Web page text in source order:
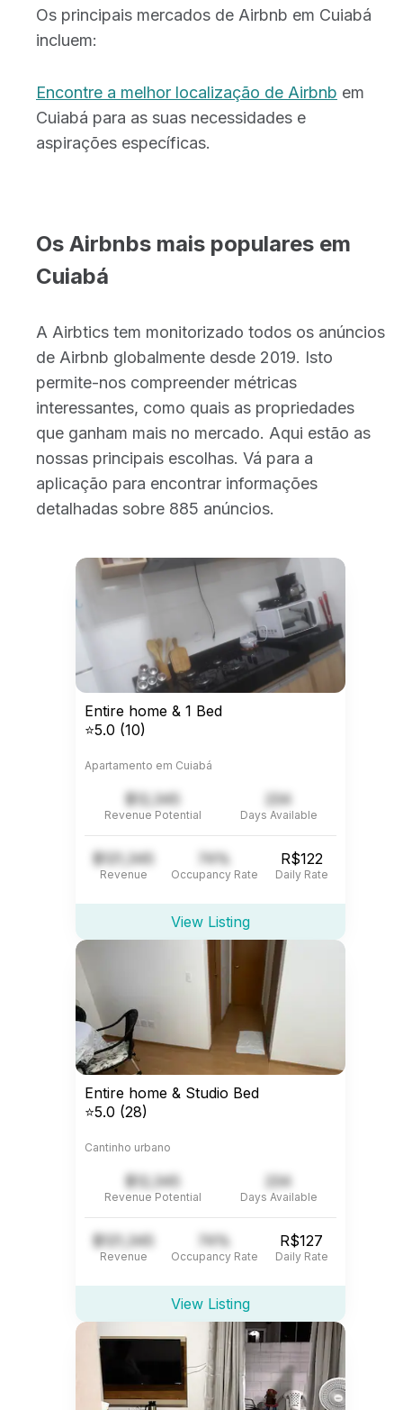
Os principais mercados de Airbnb em Cuiabá
incluem:
Encontre a melhor localização de Airbnb em
Cuiabá para as suas necessidades e
aspirações específicas.
Os Airbnbs mais populares em
Cuiabá
A Airbtics tem monitorizado todos os anúncios
de Airbnb globalmente desde 2019. Isto
permite-nos compreender métricas
interessantes, como quais as propriedades
que ganham mais no mercado. Aqui estão as
nossas principais escolhas. Vá para a
aplicação para encontrar informações
detalhadas sobre 885 anúncios.
Entire home & 1 Bed
⭐5.0 (10)
Apartamento em Cuiabá
$12,345
Revenue Potential
234
Days Available
$121,345
Revenue
74%
Occupancy Rate
R$122
Daily Rate
View Listing
Entire home & Studio Bed
⭐5.0 (28)
Cantinho urbano
$12,345
Revenue Potential
234
Days Available
$121,345
Revenue
74%
Occupancy Rate
R$127
Daily Rate
View Listing